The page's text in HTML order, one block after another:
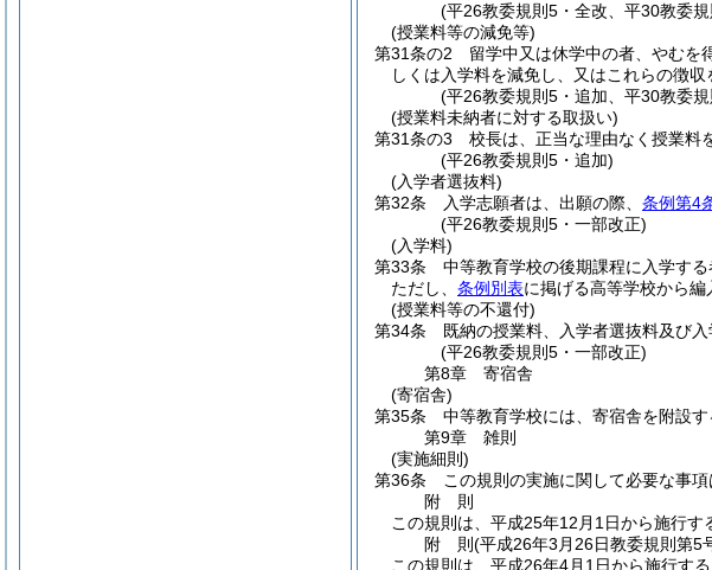
(平26教委規則5・全改、平30教委
(授業料等の減免等)
第31条の2
留学中又は休学中の者、やむを
しくは入学料を減免し、又はこれらの徴収
(平26教委規則5・追加、平30教委
(授業料未納者に対する取扱い)
第31条の3
校長は、正当な理由なく授業料
(平26教委規則5・追加)
(入学者選抜料)
第32条
入学志願者は、出願の際、 条例第4
(平26教委規則5・一部改正)
(入学料)
第33条
中等教育学校の後期課程に入学する
ただし、 条例別表に掲げる高等学校から編
(授業料等の不還付)
第34条
既納の授業料、入学者選抜料及び入
(平26教委規則5・一部改正)
第8章
寄宿舎
(寄宿舎)
第35条
中等教育学校には、寄宿舎を附設す
第9章
雑則
(実施細則)
第36条
この規則の実施に関して必要な事
附 則
この規則は、平成25年12月1日から施行す
附 則(平成26年3月26日教委規則第5
この規則は、平成26年4月1日から施行する